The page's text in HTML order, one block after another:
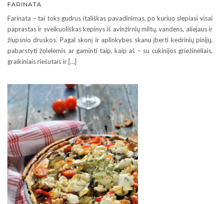
FARINATA
Farinata – tai toks gudrus itališkas pavadinimas, po kuriuo slepiasi visai
paprastas ir sveikuoliškas kepinys iš avinžirnių miltų, vandens, aliejaus ir
žiupsnio druskos. Pagal skonį ir aplinkybes skanu įberti kedrinių pinijų,
pabarstyti žolelėmis ar gaminti taip, kaip aš – su cukinijos griežinėliais,
graikiniais riešutais ir […]